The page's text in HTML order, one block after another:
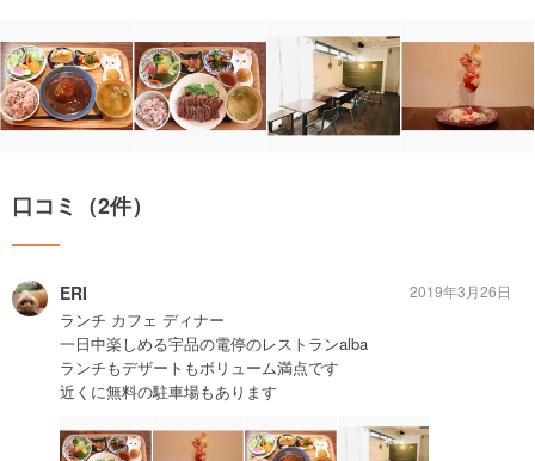
口コミ（2件）
ERI
ランチ カフェ ディナー
一日中楽しめる宇品の電停のレストランalba
ランチもデザートもボリューム満点です
近くに無料の駐車場もあります
2019年3月26日